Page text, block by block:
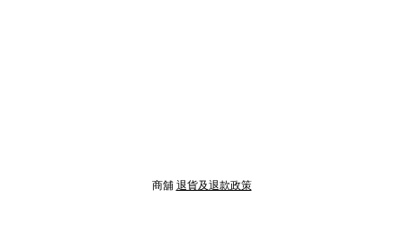
商舖 退貨及退款政策